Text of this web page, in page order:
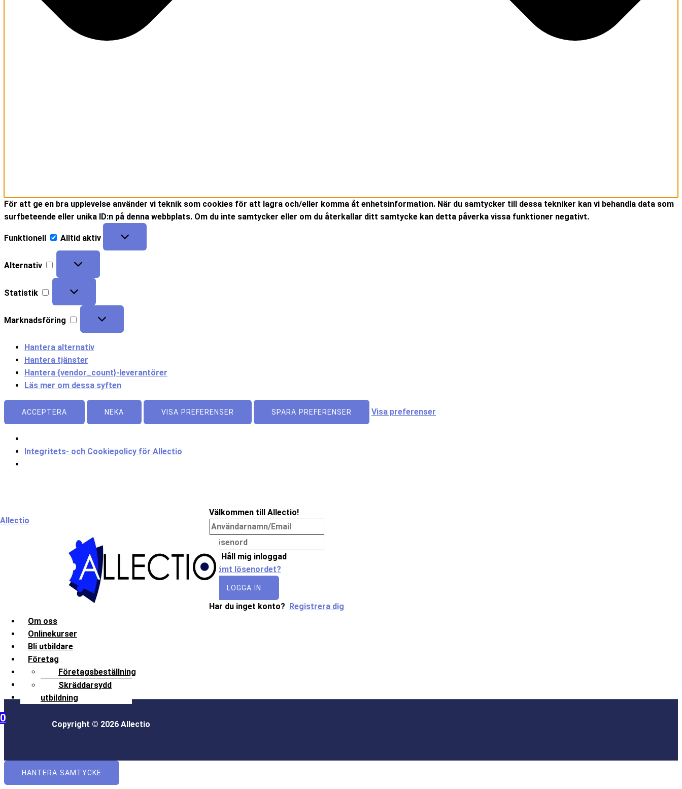
För att ge en bra upplevelse använder vi teknik som cookies för att lagra och/eller komma åt enhetsinformation. När du samtycker till dessa tekniker kan vi behandla data som
surfbeteende eller unika ID:n på denna webbplats. Om du inte samtycker eller om du återkallar ditt samtycke kan detta påverka vissa funktioner negativt.
Funktionell Alltid aktiv
Alternativ
Statistik
Marknadsföring
Hantera alternativ
Hantera tjänster
Hantera {vendor_count}-leverantörer
Läs mer om dessa syften
ACCEPTERA NEKA VISA PREFERENSER SPARA PREFERENSER Visa preferenser
Integritets- och Cookiepolicy för Allectio
Allectio
Om oss
Onlinekurser
Bli utbildare
Företag
Företagsbeställning
Skräddarsydd
utbildning
Kontakt
Frågor och svar
Mitt konto
0
Välkommen till Allectio!
Håll mig inloggad
Glömt lösenordet?
LOGGA IN
Har du inget konto? Registrera dig
Copyright © 2026 Allectio
HANTERA SAMTYCKE